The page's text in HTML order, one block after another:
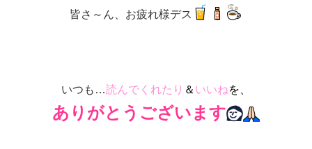
皆さ～ん、お疲れ様デス
いつも…読んでくれたり ＆ いいねを、
ありがとうございます